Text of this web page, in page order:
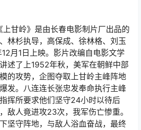
上甘岭》是由长春电影制片厂出品的
林杉执导，高保成、徐林格、刘玉
月1日上映。影片改编自电影文学
述了上1952年秋，美军在朝鲜中部
的攻势，企图夺取上甘岭主峰阵地
发。八连连长张忠发奉命执行主峰
挥所要求他们坚守24小时以待后
敌人竟进攻23次，我军伤亡惨重。
坚守阵地，与敌人浴血奋战，最终